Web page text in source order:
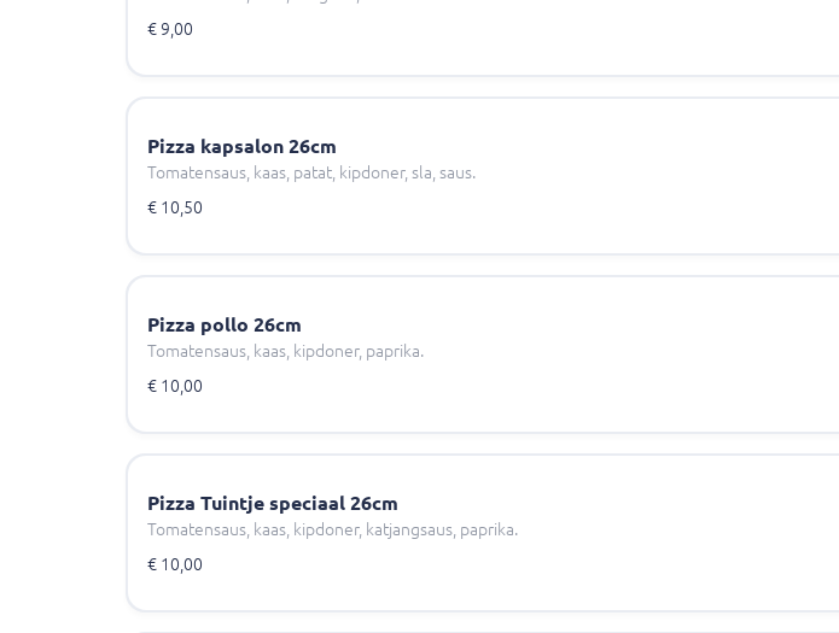
€ 9,00
Pizza kapsalon 26cm
Tomatensaus, kaas, patat, kipdoner, sla, saus.
€ 10,50
Pizza pollo 26cm
Tomatensaus, kaas, kipdoner, paprika.
€ 10,00
Pizza Tuintje speciaal 26cm
Tomatensaus, kaas, kipdoner, katjangsaus, paprika.
€ 10,00